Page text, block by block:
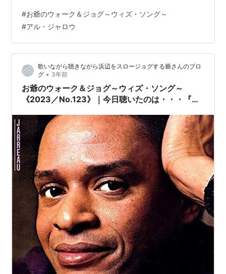
ジョグ～ウィズ・ソング～《2023／No.123》｜今日聴い
たのは・・・『アル・ジャロウ(Al Jarreau)／ジャロウ
(Jarreau)【AMU[HD]】【SPD】』｜クチぱッちんしなが
らハネハネウォークしてしまうノリの良さじゃ！ｖ＾O＾
ｖ！ドウジャ！ｘ3！ドウジャ！ｘ5！ドウジャ…
#お爺のウォーク＆ジョグ～ウィズ・ソング～
#アル・ジャロウ
歌いながら聴きながら浜辺をスロージョグする爺さんのブロ
グ • 3年前
お爺のウォーク＆ジョグ～ウィズ・ソング～
《2023／No.123》｜今日聴いたのは・・・『ア
【AMU[HD]】【SPD】』｜クチぱッちんしなが
らハネハネウォークしてしまうノリの良さじゃ！
ｖ＾O＾ｖ！ドウジャ！ｘ3！ドウジャ！ｘ5！ド
ウジャ！ｘ7！